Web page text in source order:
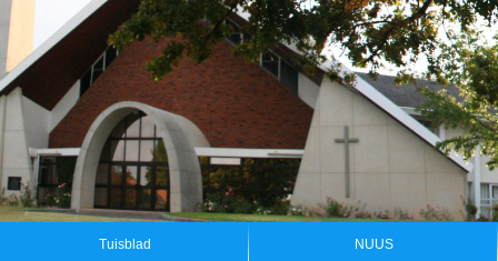
Tuisblad NUUS